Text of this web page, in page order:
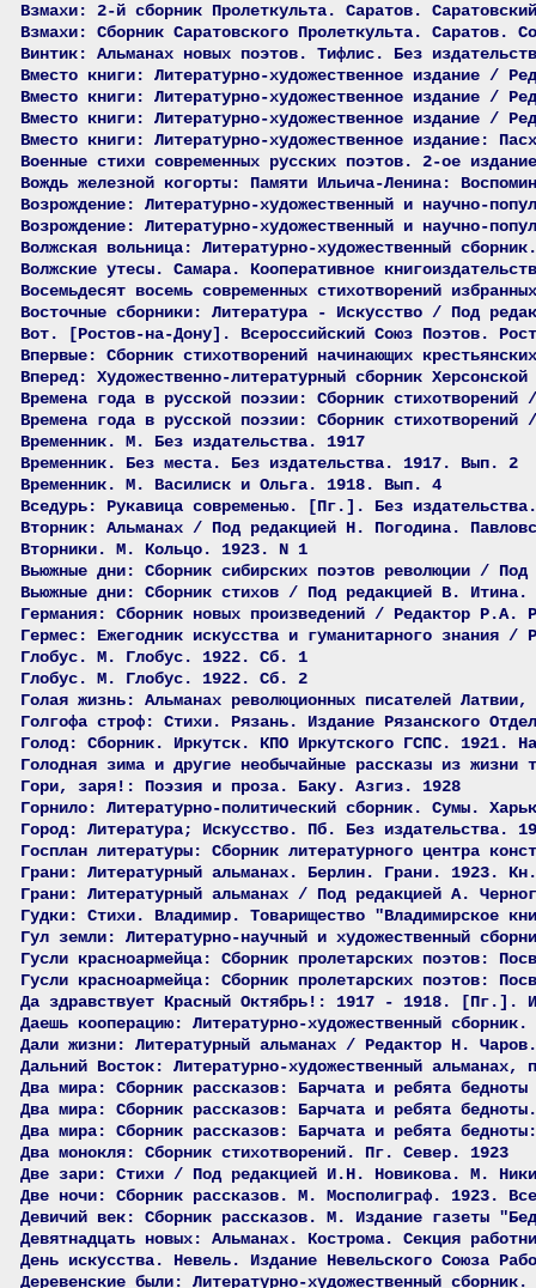
Взмахи: 2-й сборник Пролеткульта. Саратов.
Взмахи: Сборник Саратовского Пролеткульта. Саратов.
Винтик: Альманах новых поэтов. Тифлис. Без
Вместо книги: Литературно-художественное издание /
Вместо книги: Литературно-художественное издание /
Вместо книги: Литературно-художественное издание /
Вместо книги: Литературно-художественное издание:
Военные стихи современных русских поэтов. 2-ое
Вождь железной когорты: Памяти Ильича-Ленина:
Возрождение: Литературно-художественный и научно-
Возрождение: Литературно-художественный и научно-
Волжская вольница: Литературно-художественный
Волжские утесы. Самара. Кооперативное
Восемьдесят восемь современных стихотворений
Восточные сборники: Литература - Искусство / Под
Вот. [Ростов-на-Дону]. Всероссийский Союз Поэтов.
Впервые: Сборник стихотворений начинающих
Вперед: Художественно-литературный сборник
Времена года в русской поэзии: Сборник
Времена года в русской поэзии: Сборник
Временник. М. Без издательства. 1917
Временник. Без места. Без издательства. 1917. Вып. 2
Временник. М. Василиск и Ольга. 1918. Вып. 4
Вседурь: Рукавица современью. [Пг.]. Без
Вторник: Альманах / Под редакцией Н. Погодина.
Вторники. М. Кольцо. 1923. N 1
Вьюжные дни: Сборник сибирских поэтов революции /
Вьюжные дни: Сборник стихов / Под редакцией В.
Германия: Сборник новых произведений / Редактор
Гермес: Ежегодник искусства и гуманитарного
Глобус. М. Глобус. 1922. Сб. 1
Глобус. М. Глобус. 1922. Сб. 2
Голая жизнь: Альманах революционных писателей
Голгофа строф: Стихи. Рязань. Издание Рязанского
Голод: Сборник. Иркутск. КПО Иркутского ГСПС. 1921.
Голодная зима и другие необычайные рассказы из
Гори, заря!: Поэзия и проза. Баку. Азгиз. 1928
Горнило: Литературно-политический сборник. Сумы.
Город: Литература; Искусство. Пб. Без издательства.
Госплан литературы: Сборник литературного центра
Грани: Литературный альманах. Берлин. Грани. 1923.
Грани: Литературный альманах / Под редакцией А.
Гудки: Стихи. Владимир. Товарищество "Владимирское
Гул земли: Литературно-научный и художественный
Гусли красноармейца: Сборник пролетарских поэтов:
Гусли красноармейца: Сборник пролетарских поэтов:
Да здравствует Красный Октябрь!: 1917 - 1918. [Пг.].
Даешь кооперацию: Литературно-художественный
Дали жизни: Литературный альманах / Редактор Н.
Дальний Восток: Литературно-художественный
Два мира: Сборник рассказов: Барчата и ребята
Два мира: Сборник рассказов: Барчата и ребята
Два мира: Сборник рассказов: Барчата и ребята
Два монокля: Сборник стихотворений. Пг. Север. 1923
Две зари: Стихи / Под редакцией И.Н. Новикова. М.
Две ночи: Сборник рассказов. М. Мосполиграф. 1923.
Девичий век: Сборник рассказов. М. Издание газеты
Девятнадцать новых: Альманах. Кострома. Секция
День искусства. Невель. Издание Невельского Союза
Деревенские были: Литературно-художественный